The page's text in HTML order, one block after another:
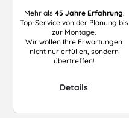
Mehr als 45 Jahre Erfahrung.
Top-Service von der Planung bis
zur Montage.
Wir wollen Ihre Erwartungen
nicht nur erfüllen, sondern
übertreffen!
Details